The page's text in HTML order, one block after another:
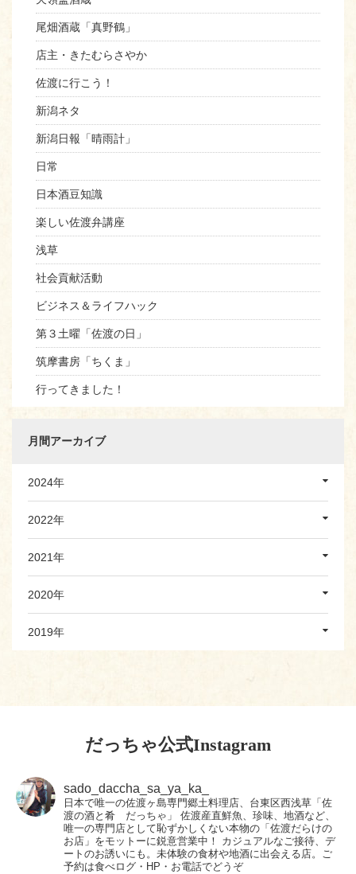
尾畑酒蔵「真野鶴」
店主・きたむらさやか
佐渡に行こう！
新潟ネタ
新潟日報「晴雨計」
日常
日本酒豆知識
楽しい佐渡弁講座
浅草
社会貢献活動
ビジネス＆ライフハック
第３土曜「佐渡の日」
筑摩書房「ちくま」
行ってきました！
月間アーカイブ
2024年
2022年
2021年
2020年
2019年
だっちゃ公式Instagram
sado_daccha_sa_ya_ka_
日本で唯一の佐渡ヶ島専門郷土料理店、台東区西浅草「佐
渡の酒と肴 だっちゃ」
佐渡産直鮮魚、珍味、地酒など、
唯一の専門店として恥ずかしくない本物の「佐渡だらけの
お店」をモットーに鋭意営業中！
カジュアルなご接待、デ
ートのお誘いにも。未体験の食材や地酒に出会える店。ご
予約は食べログ・HP・お電話でどうぞ